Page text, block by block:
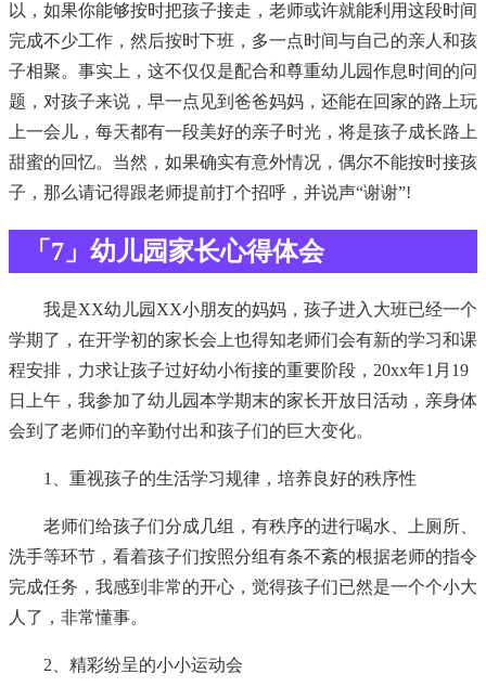
以，如果你能够按时把孩子接走，老师或许就能利用这段时间
完成不少工作，然后按时下班，多一点时间与自己的亲人和孩
子相聚。事实上，这不仅仅是配合和尊重幼儿园作息时间的问
题，对孩子来说，早一点见到爸爸妈妈，还能在回家的路上玩
上一会儿，每天都有一段美好的亲子时光，将是孩子成长路上
甜蜜的回忆。当然，如果确实有意外情况，偶尔不能按时接孩
子，那么请记得跟老师提前打个招呼，并说声“谢谢”!
「7」幼儿园家长心得体会
我是XX幼儿园XX小朋友的妈妈，孩子进入大班已经一个
学期了，在开学初的家长会上也得知老师们会有新的学习和课
程安排，力求让孩子过好幼小衔接的重要阶段，20xx年1月19
日上午，我参加了幼儿园本学期末的家长开放日活动，亲身体
会到了老师们的辛勤付出和孩子们的巨大变化。
1、重视孩子的生活学习规律，培养良好的秩序性
老师们给孩子们分成几组，有秩序的进行喝水、上厕所、
洗手等环节，看着孩子们按照分组有条不紊的根据老师的指令
完成任务，我感到非常的开心，觉得孩子们已然是一个个小大
人了，非常懂事。
2、精彩纷呈的小小运动会